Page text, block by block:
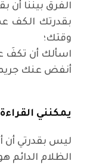
الفرق بيننَا أن
بقدرتك الكف
وقتك؛
اسألك أن تكفَ
أنفض عنك
يمكنني
ليس بقدرتي أن
الظلام الدائم